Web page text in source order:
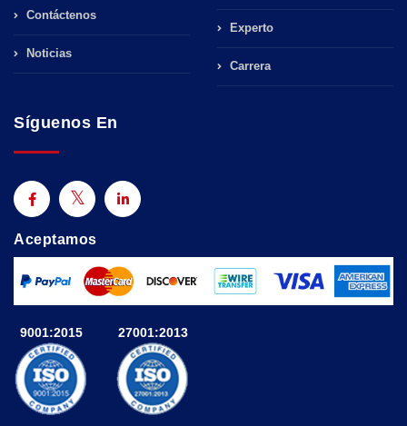
Contáctenos
Noticias
Experto
Carrera
Síguenos En
Aceptamos
9001:2015 27001:2013